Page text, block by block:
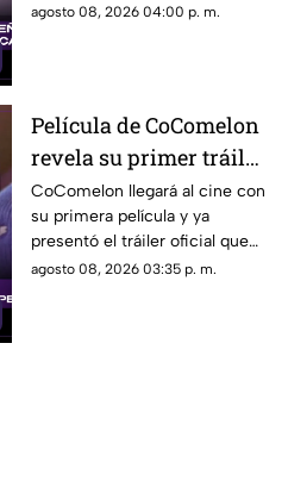
platicando
distraído. Estos son todos los
agosto 08, 2026 04:00 p. m.
Película de CoComelon
revela su primer tráiler
oficial y emociona a sus
pequeños fans
CoComelon llegará al cine con
su primera película y ya
presentó el tráiler oficial que
sorprendió a sus seguidores.
agosto 08, 2026 03:35 p. m.